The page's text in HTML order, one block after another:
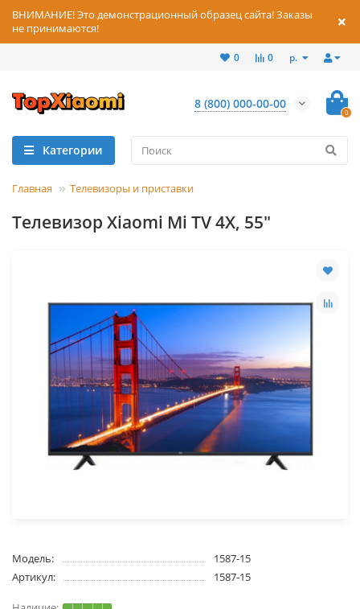
ВНИМАНИЕ! Это демонстрационный образец сайта! Заказы
не принимаются!
р.
0
0
8 (800) 000-00-00
0
Категории
Главная Телевизоры и приставки
Телевизор Xiaomi Mi TV 4X, 55"
Модель:
1587-15
Артикул:
1587-15